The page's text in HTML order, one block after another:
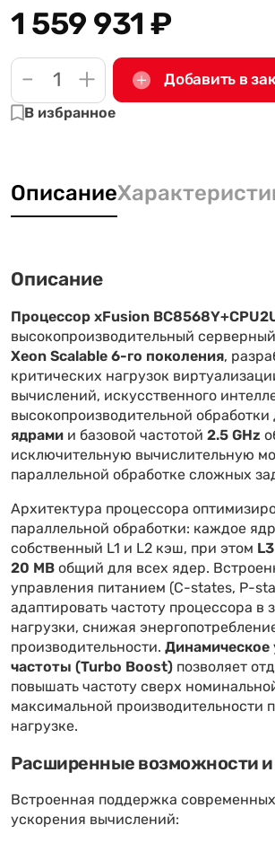
1 559 931₽
- + Добавить в
В избранное
Описание
Описание
Процессор xFusion
высокопроизводительный
Xeon Scalable 6-го поколения,
критических нагрузок
вычислений, искусственного
высокопроизводительной
ядрами и базовой частотой 2.5 GHz
исключительную вычислительную
параллельной обработке сложных
Архитектура процессора
параллельной обработки: каждое
собственный L1 и L2 кэш, при этом
20 MBобщий для всех ядер.
управления питанием (C-states, P-
адаптировать частоту процессора в
нагрузки, снижая
производительности. Динамическое
частоты (Turbo Boost) позволяет
повышать частоту сверх
максимальной производительности
нагрузке.
Расширенные возможности
Встроенная поддержка
ускорения вычислений: